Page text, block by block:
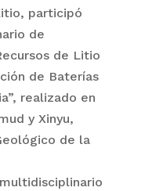
participó
de
de Litio
de Baterías
realizado en
y Xinyu,
de la